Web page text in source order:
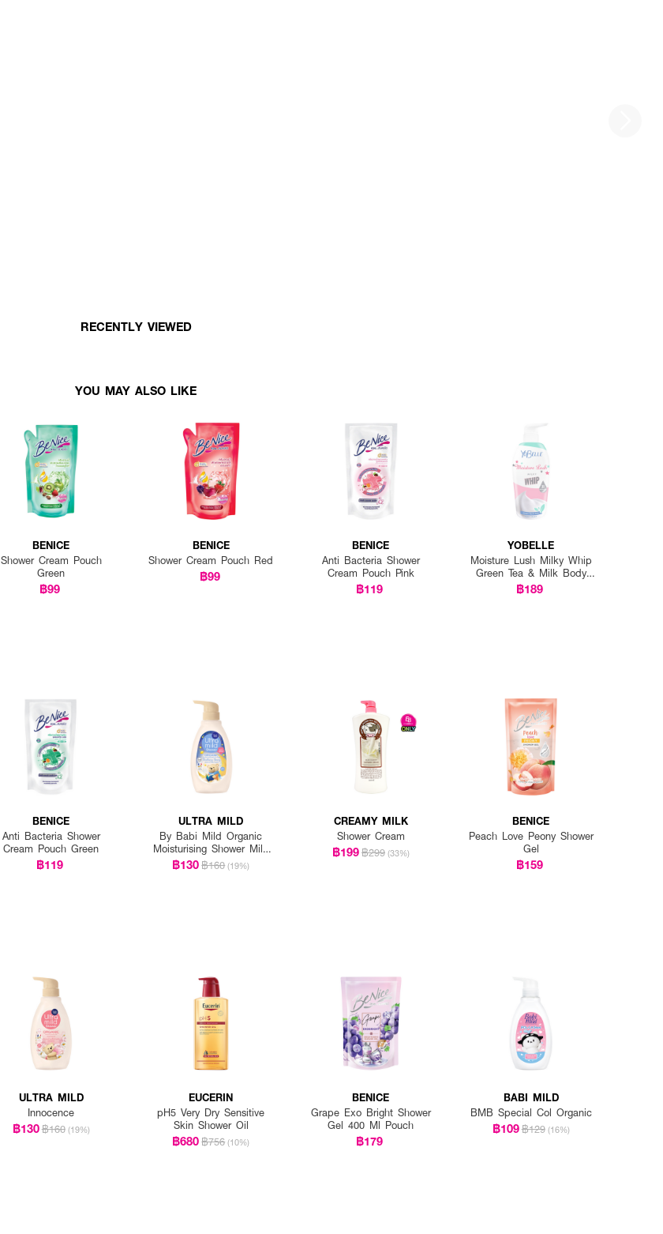
RECENTLY VIEWED
YOU MAY ALSO LIKE
BENICE
Shower Cream Pouch
Green
฿99
BENICE
Shower Cream Pouch Red
฿99
BENICE
Anti Bacteria Shower
Cream Pouch Pink
฿119
YOBELLE
Moisture Lush Milky Whip
Green Tea & Milk Body
Wash
฿189
BENICE
Anti Bacteria Shower
Cream Pouch Green
฿119
ULTRA MILD
By Babi Mild Organic
Moisturising Shower Milk
Bedtime Story
฿130฿160 (19%)
CREAMY MILK
Shower Cream
฿199฿299 (33%)
BENICE
Peach Love Peony Shower
Gel
฿159
ULTRA MILD
Innocence
฿130฿160 (19%)
EUCERIN
pH5 Very Dry Sensitive
Skin Shower Oil
฿680฿756 (10%)
BENICE
Grape Exo Bright Shower
Gel 400 Ml Pouch
฿179
BABI MILD
BMB Special Col Organic
฿109฿129 (16%)